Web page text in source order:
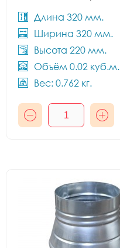
Длина 320 мм.
Ширина 320 мм.
Высота 220 мм.
Объём 0.02 куб.м.
Вес: 0.762 кг.